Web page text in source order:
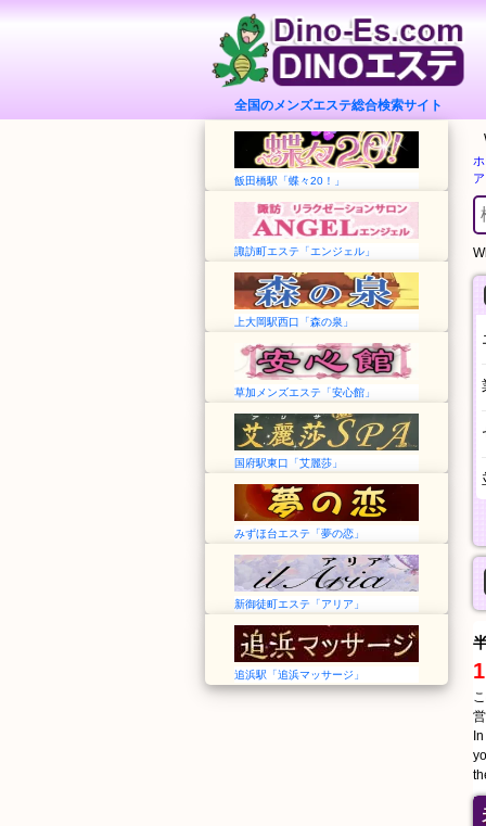
全国のメンズエステ総合検索サイト
飯田橋駅「蝶々20！」
諏訪町エステ「エンジェル」
上大岡駅西口「森の泉」
草加メンズエステ「安心館」
国府駅東口「艾麗莎」
みずほ台エステ「夢の恋」
新御徒町エステ「アリア」
追浜駅「追浜マッサージ」 1